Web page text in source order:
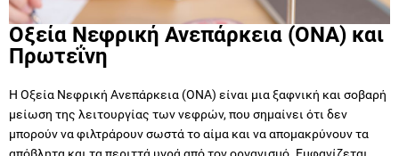
Οξεία Νεφρική Ανεπάρκεια (ΟΝΑ) και
Πρωτεΐνη
Η Οξεία Νεφρική Ανεπάρκεια (ΟΝΑ) είναι μια ξαφνική και σοβαρή
μείωση της λειτουργίας των νεφρών, που σημαίνει ότι δεν
μπορούν να φιλτράρουν σωστά το αίμα και να απομακρύνουν τα
απόβλητα και τα περιττά υγρά από τον οργανισμό. Εμφανίζεται